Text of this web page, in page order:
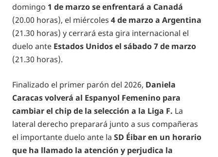
domingo 1 de marzo se enfrentará a Canadá
(20.00 horas), el miércoles 4 de marzo a Argentina
(21.30 horas) y cerrará esta gira internacional el
duelo ante Estados Unidos el sábado 7 de marzo
(21.30 horas).
Finalizado el primer parón del 2026, Daniela
Caracas volverá al Espanyol Femenino para
cambiar el chip de la selección a la Liga F. La
lateral derecho preparará junto a sus compañeras
el importante duelo ante la SD Éibar en un horario
que ha llamado la atención y perjudica la